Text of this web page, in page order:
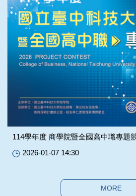
114學年度 商學院暨全國高中職專題
2026-01-07 14:30
MORE